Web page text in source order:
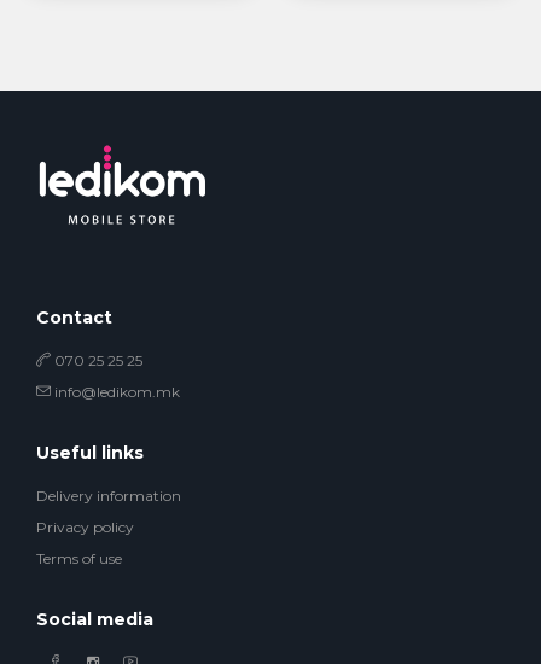
Contact
070 25 25 25
info@ledikom.mk
Useful links
Delivery information
Privacy policy
Terms of use
Social media